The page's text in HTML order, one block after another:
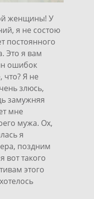
женщины! У
я не состою
постоянного
Это я вам
ошибок
что? Я не
злюсь,
замужняя
мне
мужа. Ох,
я
поздним
вот такого
этого